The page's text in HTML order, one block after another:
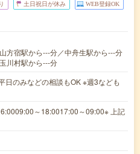
土日祝日が休み WEB登録OK
方宿駅から---分／中舟生駅から---分
川村駅から---分
日のみなどの相談もOK ※週3なども
～18:0017:00～09:00※ 上記